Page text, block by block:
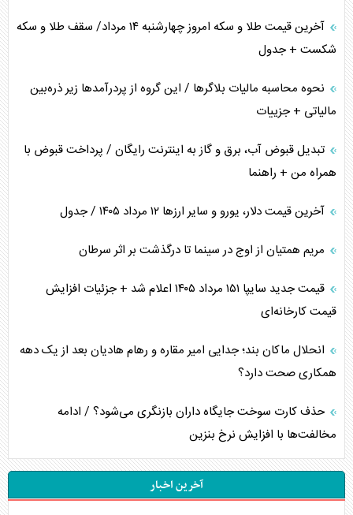
آخرین قیمت طلا و سکه امروز چهارشنبه ۱۴ مرداد/ سقف طلا و سکه
شکست + جدول
نحوه محاسبه مالیات بلاگر‌ها / این گروه از پردرآمد‌ها زیر ذره‌بین
مالیاتی + جزییات
تبدیل قبوض آب، برق و گاز به اینترنت رایگان / پرداخت قبوض با
همراه من + راهنما
آخرین قیمت دلار، یورو و سایر ارز‌ها ۱۲ مرداد ۱۴۰۵ / جدول
مریم همتیان از اوج در سینما تا درگذشت بر اثر سرطان
قیمت جدید سایپا ۱۵۱ مرداد ۱۴۰۵ اعلام شد + جزئیات افزایش
قیمت کارخانه‌ای
انحلال ماکان بند؛ جدایی امیر مقاره و رهام هادیان بعد از یک دهه
همکاری صحت دارد؟
حذف کارت سوخت جایگاه داران بازنگری می‌شود؟ / ادامه
مخالفت‌ها با افزایش نرخ بنزین
آخرین اخبار